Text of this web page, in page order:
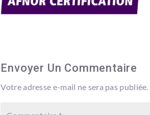
Envoyer Un Commentaire
Votre adresse e-mail ne sera pas publiée.